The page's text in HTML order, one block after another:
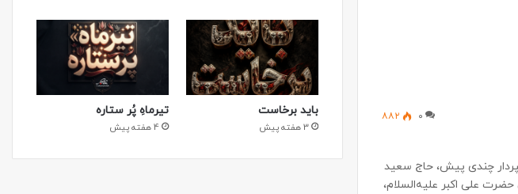
۰ ۸۸۲
چپردار چندی پیش، حاج سعید
علی اکبر علیه‌السلام،
باید برخاست
3 هفته پیش
تیرماهِ پُر ستاره
4 هفته پیش